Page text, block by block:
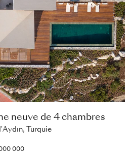
neuve de 4 chambres
Turquie
000